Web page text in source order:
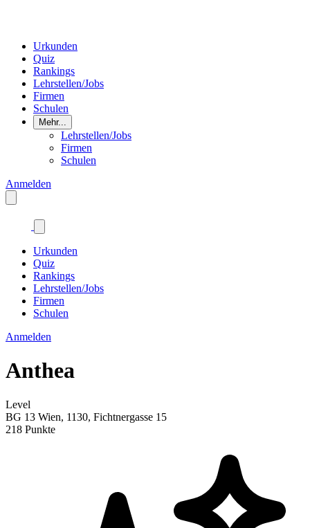
Urkunden
Quiz
Rankings
Lehrstellen/Jobs
Firmen
Schulen
Mehr...
Lehrstellen/Jobs
Firmen
Schulen
Anmelden
Urkunden
Quiz
Rankings
Lehrstellen/Jobs
Firmen
Schulen
Anmelden
Anthea
Level
BG 13 Wien, 1130, Fichtnergasse 15
218 Punkte